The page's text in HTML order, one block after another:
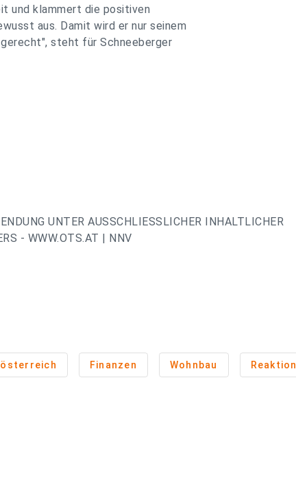
und klammert die positiven
aus. Damit wird er nur seinem
steht für Schneeberger
UNTER AUSSCHLIESSLICHER INHALTLICHER
- WWW.OTS.AT | NNV
Finanzen Wohnbau Reaktion